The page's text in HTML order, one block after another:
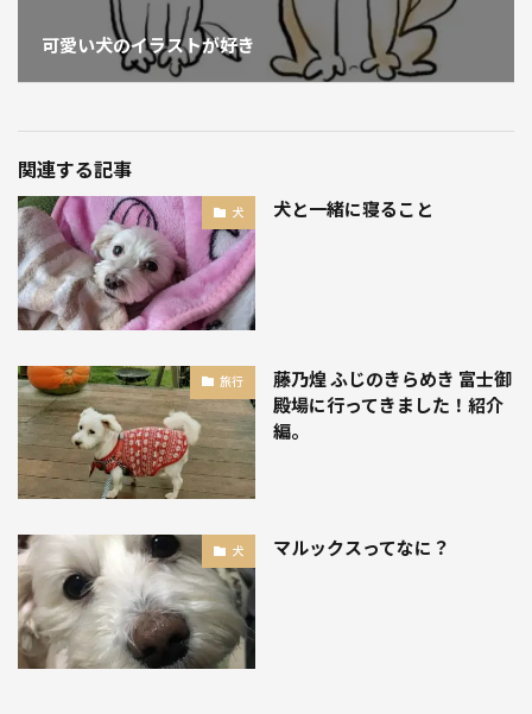
可愛い犬のイラストが好き
関連する記事
犬 犬と一緒に寝ること
旅行
藤乃煌 ふじのきらめき 富士御
殿場に行ってきました！紹介
編。
犬 マルックスってなに？